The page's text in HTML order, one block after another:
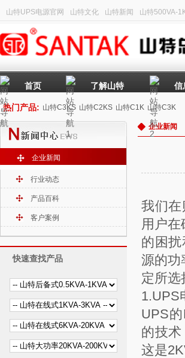
山特UPS电源官网 山特文化 山特新闻 山特500VA-
首页 了解山特 信
热门产品: 山特C3KS 山特C2KS 山特C1K 山特C3K
企业新闻
行业动态
产品百科
客户案例
快速查找产品
企业新闻
我们在
用户
的困
源的功
定所选
1.UPS
UPS
的技
这是